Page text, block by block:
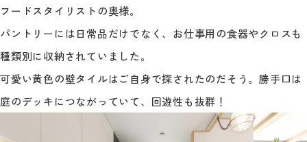
フードスタイリストの奥様。
パントリーには日常品だけでなく、お仕事用の食器やクロスも
種類別に収納されていました。
可愛い黄色の壁タイルはご自身で探されたのだそう。勝手口は
庭のデッキにつながっていて、回遊性も抜群！